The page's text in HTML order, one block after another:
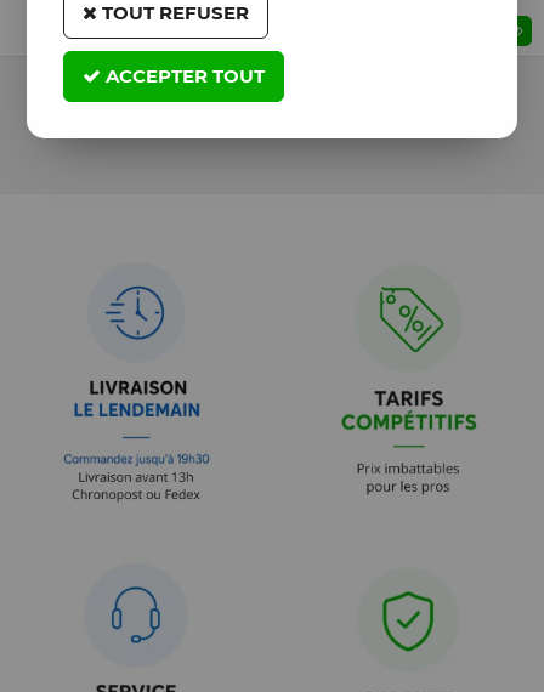
Prix : Veuillez vous connecter
17 articles sur
TOUT REFUSER
ACCEPTER TOUT